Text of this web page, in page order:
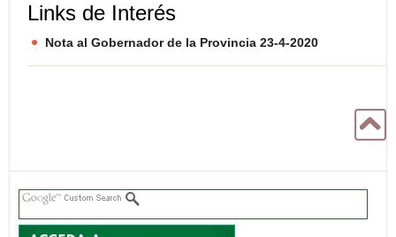
Links de Interés
Nota al Gobernador de la Provincia 23-4-2020